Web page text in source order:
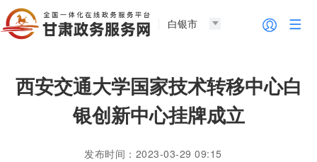
白银市
西安交通大学国家技术转移中心白
银创新中心挂牌成立
发布时间：2023-03-29 09:15